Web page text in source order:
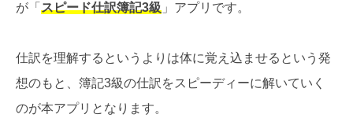
が「 スピード仕訳簿記3級 」アプリです。
仕訳を理解するというよりは体に覚え込ませるという発
想のもと、簿記3級の仕訳をスピーディーに解いていく
のが本アプリとなります。